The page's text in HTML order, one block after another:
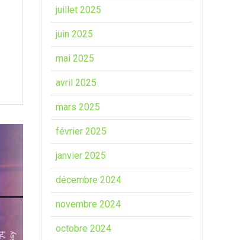
juillet 2025
juin 2025
mai 2025
avril 2025
mars 2025
février 2025
janvier 2025
décembre 2024
novembre 2024
octobre 2024